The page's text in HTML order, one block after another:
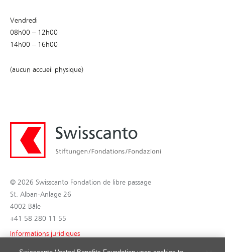
Vendredi
08h00 – 12h00
14h00 – 16h00
(aucun accueil physique)
© 2026 Swisscanto Fondation de libre passage
St. Alban-Anlage 26
4002 Bâle
+41 58 280 11 55
Informations juridiques
Protection des données